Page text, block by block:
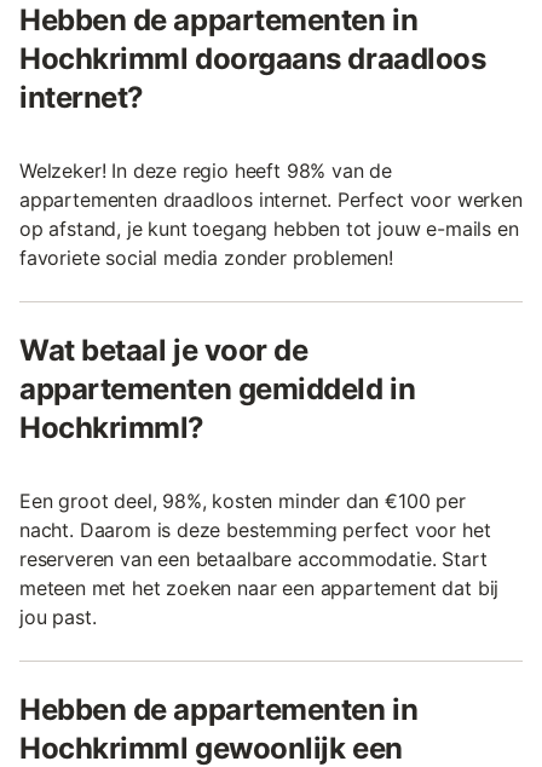
Hebben de appartementen in
Hochkrimml doorgaans draadloos
internet?
Welzeker! In deze regio heeft 98% van de
appartementen draadloos internet. Perfect voor werken
op afstand, je kunt toegang hebben tot jouw e-mails en
favoriete social media zonder problemen!
Wat betaal je voor de
appartementen gemiddeld in
Hochkrimml?
Een groot deel, 98%, kosten minder dan €100 per
nacht. Daarom is deze bestemming perfect voor het
reserveren van een betaalbare accommodatie. Start
meteen met het zoeken naar een appartement dat bij
jou past.
Hebben de appartementen in
Hochkrimml gewoonlijk een